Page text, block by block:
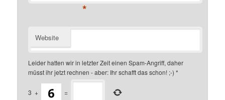
*
Website
Leider hatten wir in letzter Zeit einen Spam-Angriff, daher
müsst ihr jetzt rechnen - aber: Ihr schafft das schon! ;-) *
3 + =